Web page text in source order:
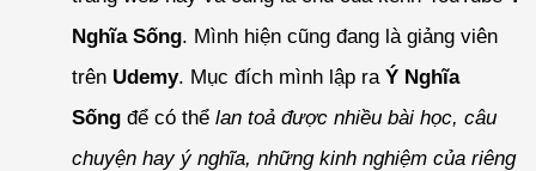
Nghĩa Sống. Mình hiện cũng đang là giảng viên
trên Udemy. Mục đích mình lập ra Ý Nghĩa
Sốngđể có thể lan toả được nhiều bài học, câu
chuyện hay ý nghĩa, những kinh nghiệm của riêng